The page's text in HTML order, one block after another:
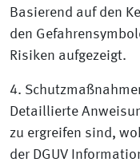
Basierend auf den
den
Risiken aufgezeigt.
4.
Detaillierte
zu ergreifen sind,
der DGUV